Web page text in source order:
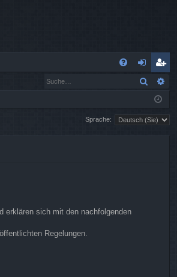
n
el
eg
ist
rie
Suche
Sprache:
erklären sich mit den nachfolgenden
Regelungen.